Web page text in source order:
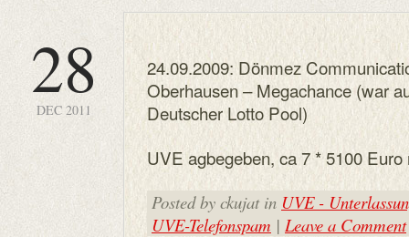
28
DEC 2011
24.09.2009: Dönmez
Oberhausen – Megachance (war
Deutscher Lotto Pool)
UVE agbegeben, ca 7 * 5100 Euro
Posted by ckujat in UVE -
UVE-Telefonspam | Leave a Comment